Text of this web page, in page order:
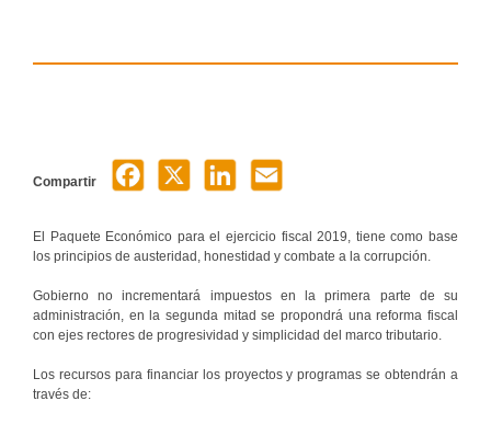
Compartir
El Paquete Económico para el ejercicio fiscal 2019, tiene como base
los principios de austeridad, honestidad y combate a la corrupción.
Gobierno no incrementará impuestos en la primera parte de su
administración, en la segunda mitad se propondrá una reforma fiscal
con ejes rectores de progresividad y simplicidad del marco tributario.
Los recursos para financiar los proyectos y programas se obtendrán a
través de: